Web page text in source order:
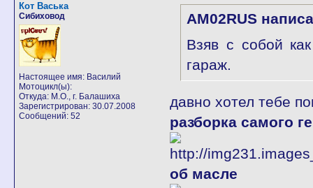
Кот Васька
Сибиховод
Настоящее имя: Василий
Мотоцикл(ы):
Откуда: М.О., г. Балашиха
Зарегистрирован: 30.07.2008
Сообщений: 52
AM02RUS
Взяв с собой
гараж.
давно хотел тебе
разборка самого
об масле